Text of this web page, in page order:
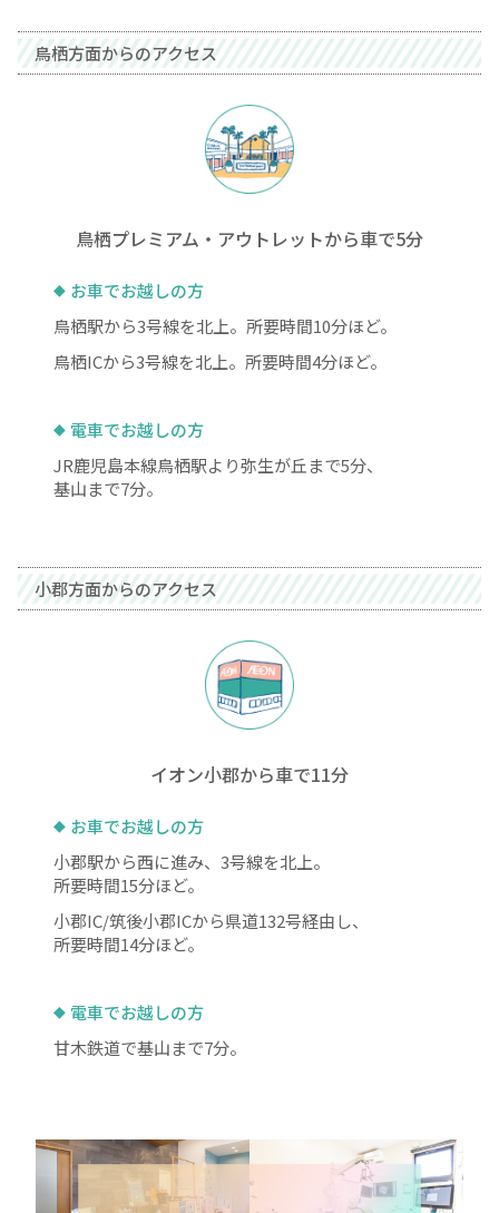
鳥栖方面からのアクセス
鳥栖プレミアム・アウトレットから車で5分
お車でお越しの方
鳥栖駅から3号線を北上。所要時間10分ほど。
鳥栖ICから3号線を北上。所要時間4分ほど。
電車でお越しの方
JR鹿児島本線鳥栖駅より弥生が丘まで5分、
基山まで7分。
小郡方面からのアクセス
イオン小郡から車で11分
お車でお越しの方
小郡駅から西に進み、3号線を北上。
所要時間15分ほど。
小郡IC/筑後小郡ICから県道132号経由し、
所要時間14分ほど。
電車でお越しの方
甘木鉄道で基山まで7分。